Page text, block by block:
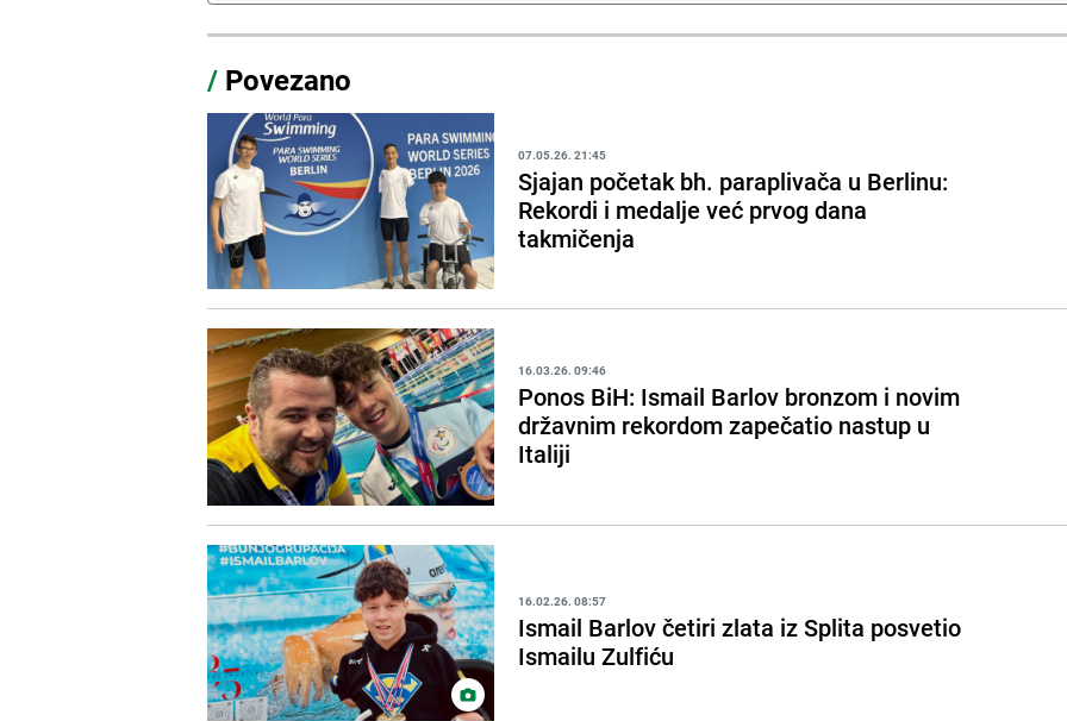
/ Povezano
07.05.26. 21:45
Sjajan početak bh. paraplivača u Berlinu:
Rekordi i medalje već prvog dana
takmičenja
16.03.26. 09:46
Ponos BiH: Ismail Barlov bronzom i novim
državnim rekordom zapečatio nastup u
Italiji
16.02.26. 08:57
Ismail Barlov četiri zlata iz Splita posvetio
Ismailu Zulfiću